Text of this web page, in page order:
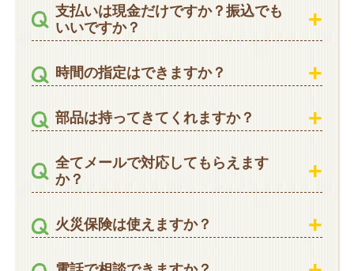
支払いは現金だけですか？振込でも
いいですか？
時間の指定はできますか？
部品は持ってきてくれますか？
全てメールで対応してもらえます
か？
火災保険は使えますか？